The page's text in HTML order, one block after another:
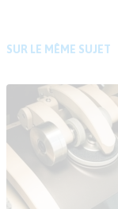
SUR LE MÊME SUJET